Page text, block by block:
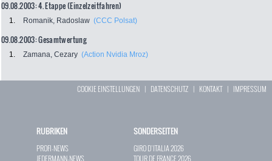
09.08.2003: 4. Etappe (Einzelzeitfahren)
1. Romanik, Radoslaw (CCC Polsat)
09.08.2003: Gesamtwertung
1. Zamana, Cezary (Action Nvidia Mroz)
COOKIE EINSTELLUNGEN | DATENSCHUTZ | KONTAKT| IMPRESSUM
RUBRIKEN
PROFI-NEWS
JEDERMANN-NEWS
SONDERSEITEN
GIRO D`ITALIA 2026
TOUR DE FRANCE 2026